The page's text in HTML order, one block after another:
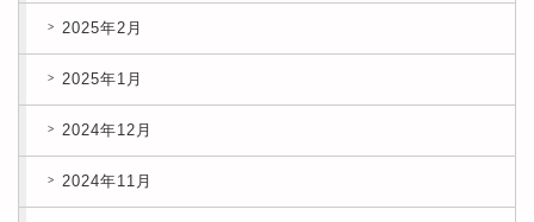
2025年2月
2025年1月
2024年12月
2024年11月